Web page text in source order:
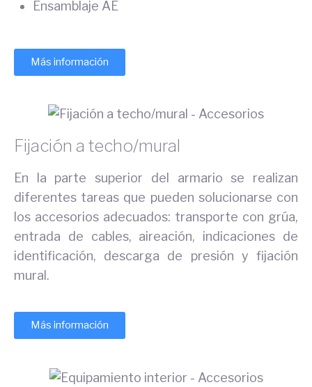
Ensamblaje AE
Más información
Fijación a techo/mural
En la parte superior del armario se realizan
diferentes tareas que pueden solucionarse con
los accesorios adecuados: transporte con grúa,
entrada de cables, aireación, indicaciones de
identificación, descarga de presión y fijación
mural.
Más información